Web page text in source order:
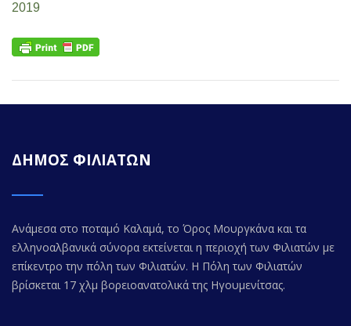
2019
ΔΗΜΟΣ ΦΙΛΙΑΤΩΝ
Ανάμεσα στο ποταμό Καλαμά, το Όρος Μουργκάνα και τα
ελληνοαλβανικά σύνορα εκτείνεται η περιοχή των Φιλιατών με
επίκεντρο την πόλη των Φιλιατών. Η Πόλη των Φιλιατών
βρίσκεται 17 χλμ βορειοανατολικά της Ηγουμενίτσας.